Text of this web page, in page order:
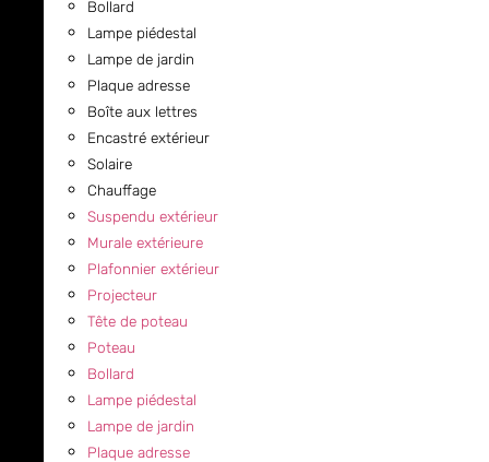
Bollard
Lampe piédestal
Lampe de jardin
Plaque adresse
Boîte aux lettres
Encastré extérieur
Solaire
Chauffage
Suspendu extérieur
Murale extérieure
Plafonnier extérieur
Projecteur
Tête de poteau
Poteau
Bollard
Lampe piédestal
Lampe de jardin
Plaque adresse